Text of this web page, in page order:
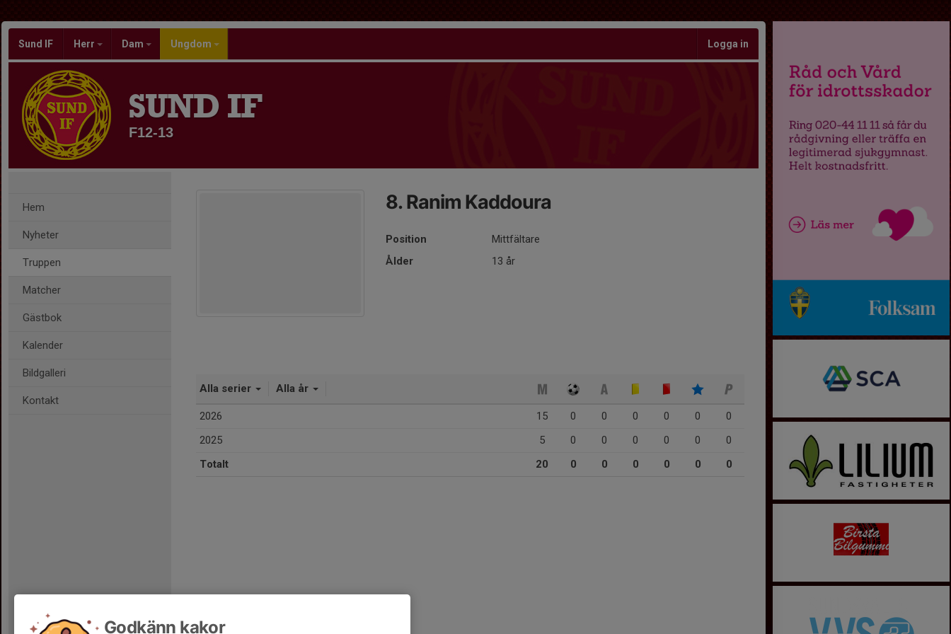
Sund IF Herr Dam Ungdom Logga in
SUND IF
F12-13
Hem
Nyheter
Truppen
Matcher
Gästbok
Kalender
Bildgalleri
Kontakt
8. Ranim Kaddoura
Position
Mittfältare
Ålder
13 år
Alla serier Alla år
2026 15 0 0 0 0 0
0
2025
5 0 0 0 0 0
0
Totalt
20 0 0 0 0 0 0
Godkänn kakor